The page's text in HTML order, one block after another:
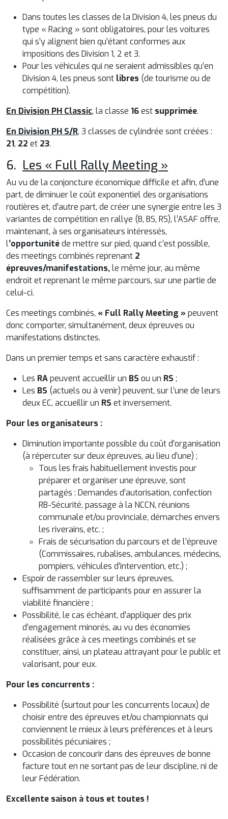
Dans toutes les classes de la Division 4, les pneus du
type « Racing » sont obligatoires, pour les voitures
qui s’y alignent bien qu’étant conformes aux
impositions des Division 1, 2 et 3.
Pour les véhicules qui ne seraient admissibles qu’en
Division 4, les pneus sont libres (de tourisme ou de
compétition).
En Division PH Classic, la classe 16est supprimée.
En Division PH S/R, 3 classes de cylindrée sont créées :
21, 22 et 23.
6. Les « Full Rally Meeting »
Au vu de la conjoncture économique difficile et afin, d’une
part, de diminuer le coût exponentiel des organisations
routières et, d’autre part, de créer une synergie entre les 3
variantes de compétition en rallye (B, BS, RS), l’ASAF offre,
maintenant, à ses organisateurs intéressés,
l’opportunitéde mettre sur pied, quand c’est possible,
des meetings combinés reprenant 2
épreuves/manifestations,le même jour, au même
endroit et reprenant le même parcours, sur une partie de
celui-ci.
Ces meetings combinés, « Full Rally Meeting »peuvent
donc comporter, simultanément, deux épreuves ou
manifestations distinctes.
Dans un premier temps et sans caractère exhaustif :
Les RApeuvent accueillir un BS ou un RS ;
Les BS (actuels ou à venir) peuvent, sur l’une de leurs
deux EC, accueillir un RS etinversement.
Pour les organisateurs :
Diminution importante possible du coût d’organisation
(à répercuter sur deux épreuves, au lieu d’une) ;
Tous les frais habituellement investis pour
préparer et organiser une épreuve, sont
partagés : Demandes d’autorisation, confection
RB-Sécurité, passage à la NCCN, réunions
communale et/ou provinciale, démarches envers
les riverains, etc. ;
Frais de sécurisation du parcours et de l’épreuve
(Commissaires, rubalises, ambulances, médecins,
pompiers, véhicules d’intervention, etc.) ;
Espoir de rassembler sur leurs épreuves,
suffisamment de participants pour en assurer la
viabilité financière ;
Possibilité, le cas échéant, d’appliquer des prix
d’engagement minorés, au vu des économies
réalisées grâce à ces meetings combinés et se
constituer, ainsi, un plateau attrayant pour le public et
valorisant, pour eux.
Pour les concurrents :
Possibilité (surtout pour les concurrents locaux) de
choisir entre des épreuves et/ou championnats qui
conviennent le mieux à leurs préférences et à leurs
possibilités pécuniaires ;
Occasion de concourir dans des épreuves de bonne
facture tout en ne sortant pas de leur discipline, ni de
leur Fédération.
Excellente saison à tous et toutes !